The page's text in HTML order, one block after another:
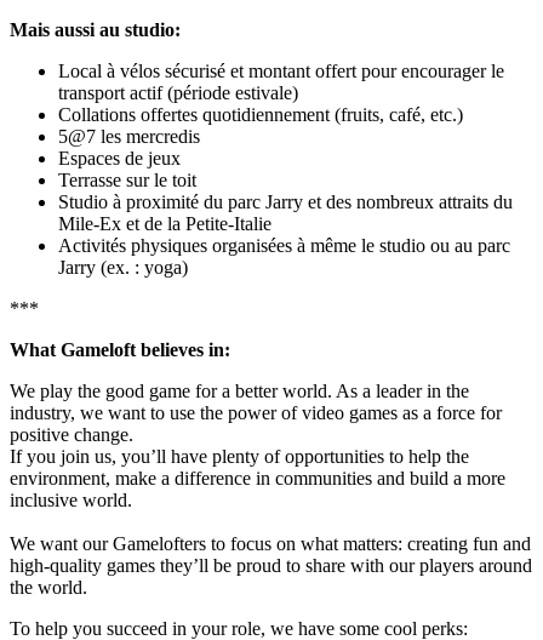
Mais aussi au studio:
Local à vélos sécurisé et montant offert pour encourager le
transport actif (période estivale)
Collations offertes quotidiennement (fruits, café, etc.)
5@7 les mercredis
Espaces de jeux
Terrasse sur le toit
Studio à proximité du parc Jarry et des nombreux attraits du
Mile-Ex et de la Petite-Italie
Activités physiques organisées à même le studio ou au parc
Jarry (ex. : yoga)
***
What Gameloft believes in:
We play the good game for a better world. As a leader in the
industry, we want to use the power of video games as a force for
positive change.
If you join us, you’ll have plenty of opportunities to help the
environment, make a difference in communities and build a more
inclusive world.
We want our Gamelofters to focus on what matters: creating fun and
high-quality games they’ll be proud to share with our players around
the world.
To help you succeed in your role, we have some cool perks: